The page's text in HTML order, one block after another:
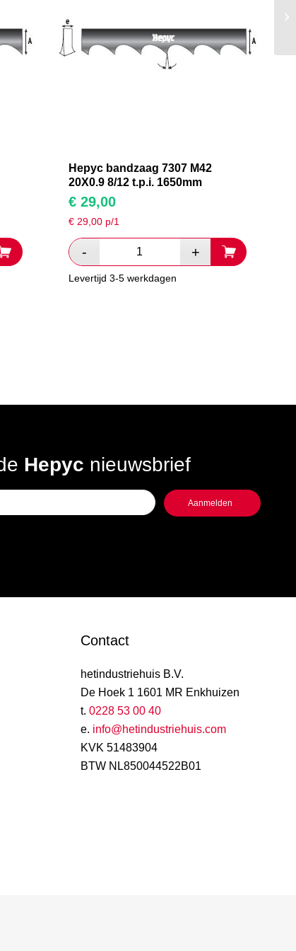
Hepyc bandzaag 7307 M42
20X0.9 8/12 t.p.i. 1650mm
€29,00
€ 29,00p/1
Levertijd 3-5 werkdagen
Hepyc nieuwsbrief
Contact
hetindustriehuis B.V.
De Hoek 1 1601 MR Enkhuizen
t. 0228 53 00 40
e. info@hetindustriehuis.com
KVK 51483904
BTW NL850044522B01